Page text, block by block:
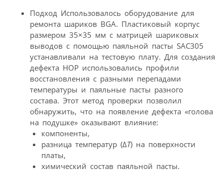
Подход Использовалось оборудование для
ремонта шариков BGA. Пластиковый корпус
размером 35×35 мм с матрицей шариковых
выводов с помощью паяльной пасты SAC305
устанавливали на тестовую плату. Для создания
дефекта НОР использовались профили
восстановления с разными перепадами
температуры и паяльные пасты разного
состава. Этот метод проверки позволил
обнаружить, что на появление дефекта «голова
на подушке» оказывают влияние:
компоненты,
разница температур (ΔT) на поверхности
платы,
химический состав паяльной пасты.